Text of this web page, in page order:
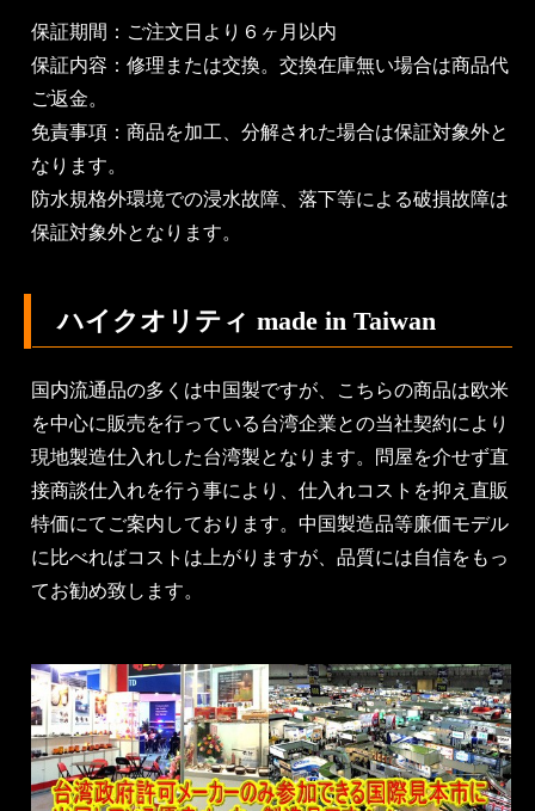
保証期間：ご注文日より６ヶ月以内
保証内容：修理または交換。交換在庫無い場合は商品代
ご返金。
免責事項：商品を加工、分解された場合は保証対象外と
なります。
防水規格外環境での浸水故障、落下等による破損故障は
保証対象外となります。
ハイクオリティ made in Taiwan
国内流通品の多くは中国製ですが、こちらの商品は欧米
を中心に販売を行っている台湾企業との当社契約により
現地製造仕入れした台湾製となります。問屋を介せず直
接商談仕入れを行う事により、仕入れコストを抑え直販
特価にてご案内しております。中国製造品等廉価モデル
に比べればコストは上がりますが、品質には自信をもっ
てお勧め致します。